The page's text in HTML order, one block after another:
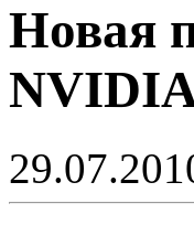
Новая
NVIDIA